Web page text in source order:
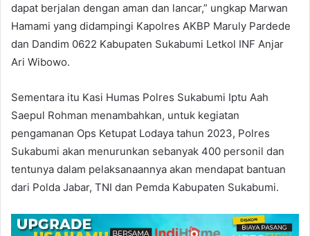
dapat berjalan dengan aman dan lancar,” ungkap Marwan
Hamami yang didampingi Kapolres AKBP Maruly Pardede
dan Dandim 0622 Kabupaten Sukabumi Letkol INF Anjar
Ari Wibowo.
Sementara itu Kasi Humas Polres Sukabumi Iptu Aah
Saepul Rohman menambahkan, untuk kegiatan
pengamanan Ops Ketupat Lodaya tahun 2023, Polres
Sukabumi akan menurunkan sebanyak 400 personil dan
tentunya dalam pelaksanaannya akan mendapat bantuan
dari Polda Jabar, TNI dan Pemda Kabupaten Sukabumi.